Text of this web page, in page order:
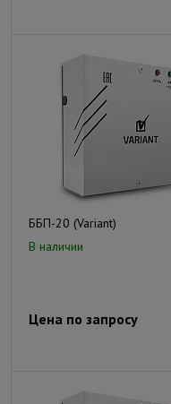
ББП-20 (Variant)
В наличии
Цена по запросу